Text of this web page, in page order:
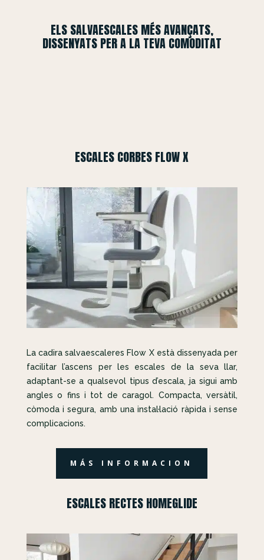
ELS SALVAESCALES MÉS AVANÇATS,
DISSENYATS PER A LA TEVA COMODITAT
ESCALES CORBES FLOW X
La cadira salvaescaleres Flow X està dissenyada per
facilitar l’ascens per les escales de la seva llar,
adaptant-se a qualsevol tipus d’escala, ja sigui amb
angles o fins i tot de caragol. Compacta, versàtil,
còmoda i segura, amb una instal·lació ràpida i sense
complicacions.
MÁS INFORMACION
ESCALES RECTES HOMEGLIDE